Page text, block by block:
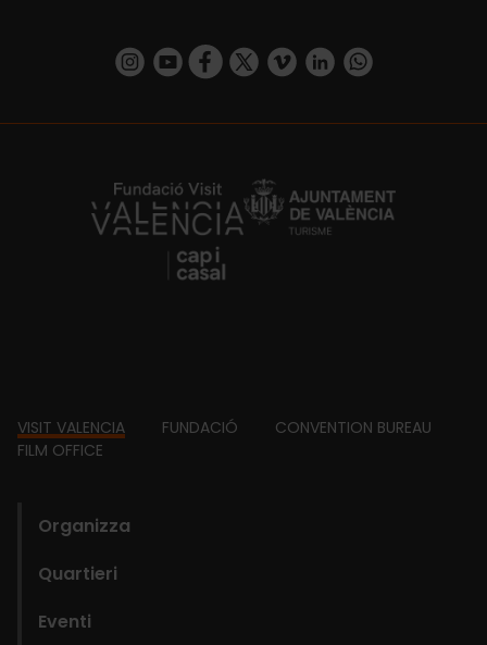
https://www.instagram.com/visit_valencia/
https://www.youtube.com/user/
https://www.facebook.com/
https://twitter.com/VisitaValencia
https://vimeo.com/
https://www.linkedin.com/company/turismo-valencia/https://api.whatsapp.com/send/
https://fundacion.visitvalencia.com/
Footer
VISIT VALENCIA FUNDACIÓ
CONVENTION BUREAU
FILM OFFICE
Organizza
Quartieri
Eventi